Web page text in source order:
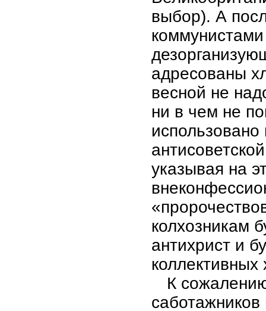
выбор). А
адресованы
весной не
ни в чем не
указывая на
колхозникам
антихрист и
коллективных
К